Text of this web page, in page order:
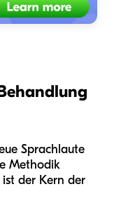
Sprachlaute
Methodik
ist der Kern der